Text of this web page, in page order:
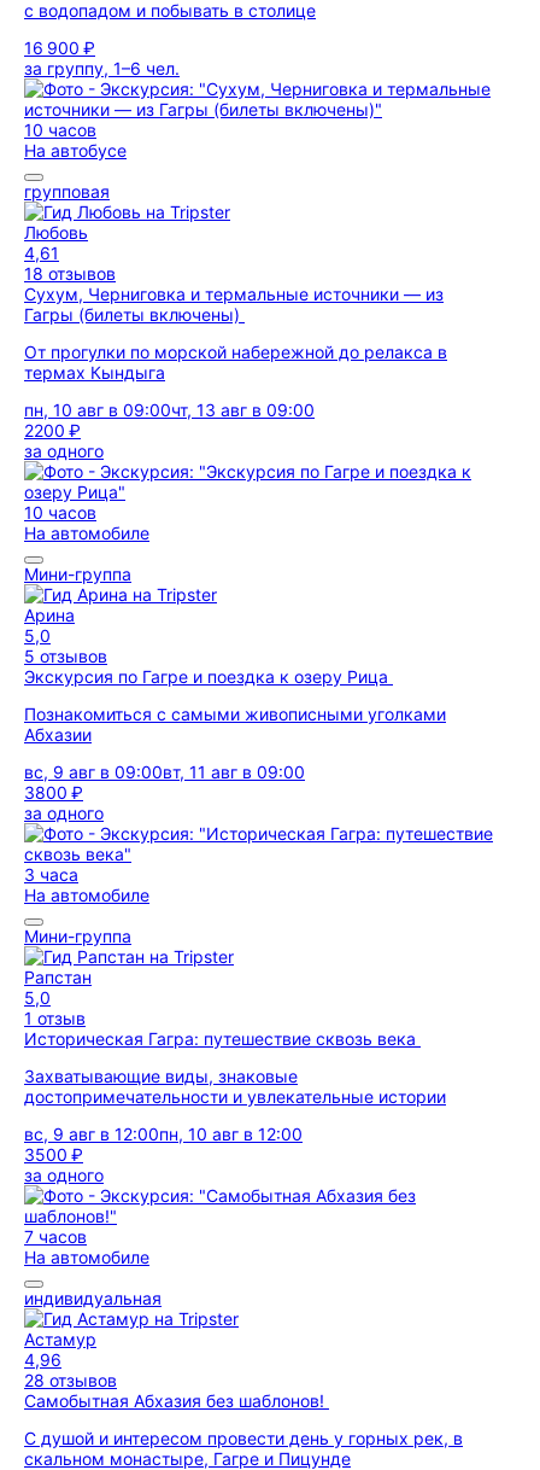
с водопадом и побывать в столице
16 900 ₽
за группу, 1–6 чел.
10 часов
На автобусе
групповая
Любовь
4,61
18 отзывов
Сухум, Черниговка и термальные источники — из
Гагры (билеты включены)
От прогулки по морской набережной до релакса в
термах Кындыга
пн, 10 авг в 09:00чт, 13 авг в 09:00
2200 ₽
за одного
10 часов
На автомобиле
Мини-группа
Арина
5,0
5 отзывов
Экскурсия по Гагре и поездка к озеру Рица
Познакомиться с самыми живописными уголками
Абхазии
вс, 9 авг в 09:00вт, 11 авг в 09:00
3800 ₽
за одного
3 часа
На автомобиле
Мини-группа
Рапстан
5,0
1 отзыв
Историческая Гагра: путешествие сквозь века
Захватывающие виды, знаковые
достопримечательности и увлекательные истории
вс, 9 авг в 12:00пн, 10 авг в 12:00
3500 ₽
за одного
7 часов
На автомобиле
индивидуальная
Астамур
4,96
28 отзывов
Самобытная Абхазия без шаблонов!
С душой и интересом провести день у горных рек, в
скальном монастыре, Гагре и Пицунде